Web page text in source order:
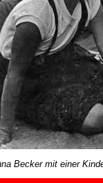
Becker mit einer